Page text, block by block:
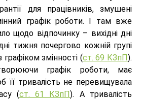
для працівників, змушені
графік роботи. І там вже
щодо відпочинку – вихідні дні
тижня почергово кожній групі
графіком змінності (ст. 69 КЗпП).
графік роботи, має
її тривалість не перевищувала
(ст. 61 КЗпП). А тривалість